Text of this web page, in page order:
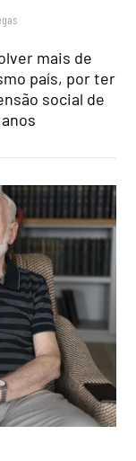
mais de
país, por ter
social de